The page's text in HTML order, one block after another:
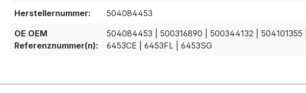
Herstellernummer:
504084453
OE OEM
Referenznummer(n):
504084453 | 500316890 | 500344132 | 504101355 |
6453CE | 6453FL | 6453SG